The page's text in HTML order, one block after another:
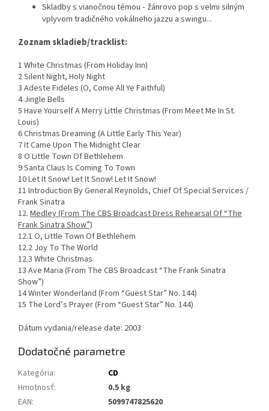
Skladby s vianočnou témou - žánrovo pop s velmi silným
vplyvom tradičného vokálneho jazzu a swingu...
Zoznam skladieb/tracklist:
1 White Christmas (From Holiday Inn)
2 Silent Night, Holy Night
3 Adeste Fideles (O, Come All Ye Faithful)
4 Jingle Bells
5 Have Yourself A Merry Little Christmas (From Meet Me In St.
Louis)
6 Christmas Dreaming (A Little Early This Year)
7 It Came Upon The Midnight Clear
8 O Little Town Of Bethlehem
9 Santa Claus Is Coming To Town
10 Let It Snow! Let It Snow! Let It Snow!
11 Introduction By General Reynolds, Chief Of Special Services /
Frank Sinatra
12. Medley (From The CBS Broadcast Dress Rehearsal Of “The
Frank Sinatra Show”)
12.1 O, Little Town Of Bethlehem
12.2 Joy To The World
12.3 White Christmas
13 Ave Maria (From The CBS Broadcast “The Frank Sinatra
Show”)
14 Winter Wonderland (From “Guest Star” No. 144)
15 The Lord’s Prayer (From “Guest Star” No. 144)
Dátum vydania/release date: 2003
Dodatočné parametre
Kategória:
CD
Hmotnosť:
0.5 kg
EAN:
5099747825620